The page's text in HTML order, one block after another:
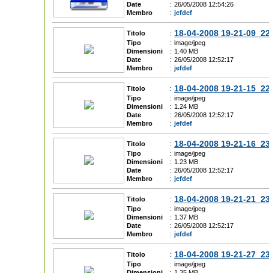
Date
: 26/05/2008 12:54:26
Membro
: jefdef
Titolo : 18-04-2008 19-21-
Tipo : image/jpeg
Dimensioni
: 1.40 MB
Date
: 26/05/2008 12:52:17
Membro
: jefdef
Titolo : 18-04-2008 19-21-
Tipo : image/jpeg
Dimensioni
: 1.24 MB
Date
: 26/05/2008 12:52:17
Membro
: jefdef
Titolo : 18-04-2008 19-21-
Tipo : image/jpeg
Dimensioni
: 1.23 MB
Date
: 26/05/2008 12:52:17
Membro
: jefdef
Titolo : 18-04-2008 19-21-
Tipo : image/jpeg
Dimensioni
: 1.37 MB
Date
: 26/05/2008 12:52:17
Membro
: jefdef
Titolo : 18-04-2008 19-21-
Tipo : image/jpeg